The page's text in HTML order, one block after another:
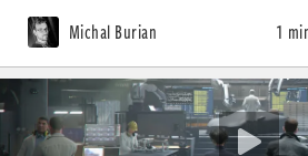
Michal Burian 1